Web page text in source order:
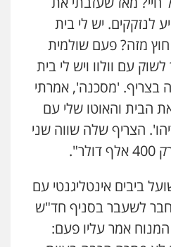
לנזקקים. יש לי בית
חוץ מזה? פעם שולמית
עם וולוו ויש לי בית
בצריף. 'מסכנה', אמרתי
הבית והאוטו שלי עם
הצריף שלה שווה שני
ביבים אינטליגנטי עם
לשעבר בסניף חד"ש
המנוח אמר עליו פעם: